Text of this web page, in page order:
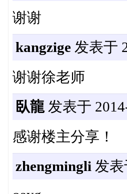
谢谢
kangzige发表于
谢谢徐老师
臥龍发表于
感谢楼主分享！
zhengmingli 发表